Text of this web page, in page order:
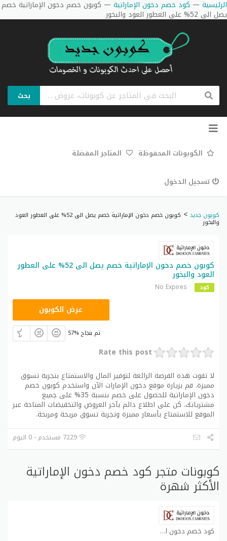
الرئيسية — كود خصم دخون الإماراتية — كوبون خصم دخون الإماراتية خصم
يصل الى 52% على العطور العود والبخور
بحث
تخطي
الكوبونات المحفوظة المتاجر المفضلة
تسجيل الدخول
كوبون جديد > كوبون خصم دخون الإماراتية خصم يصل الى 52% على العطور العود
والبخور
كوبون خصم دخون الإماراتية خصم يصل الى 52% على العطور
العود والبخور
كود No Expires
عرض الكوبون
57% تم بنجاح
Rate this post
لا تفوت هذه الفرصة الرائعة لتوفير المال والاستمتاع بتجربة تسوق
مميزة. قم بزيارة موقع دخون الإمارات الآن واستخدم كوبون خصم
دخون الإماراتية للحصول على خصم بنسبة 35% على جميع
مشترياتك. كن على اطلاع دائم بآخر العروض والتخفيضات المتاحة عبر
الموقع للاستمتاع بأسعار مميزة وتجربة تسوق مريحة ومربحة.
7229 مستخدم - 0 اليوم
كوبونات متجر كود خصم دخون الإماراتية
الأكثر شهرة
كود خصم دخون الإماراتية كوبون